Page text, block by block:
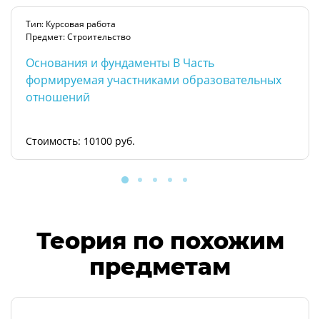
Тип: Курсовая работа
Предмет: Строительство
Основания и фундаменты В Часть
формируемая участниками образовательных
отношений
Стоимость: 10100 руб.
Теория по похожим
предметам